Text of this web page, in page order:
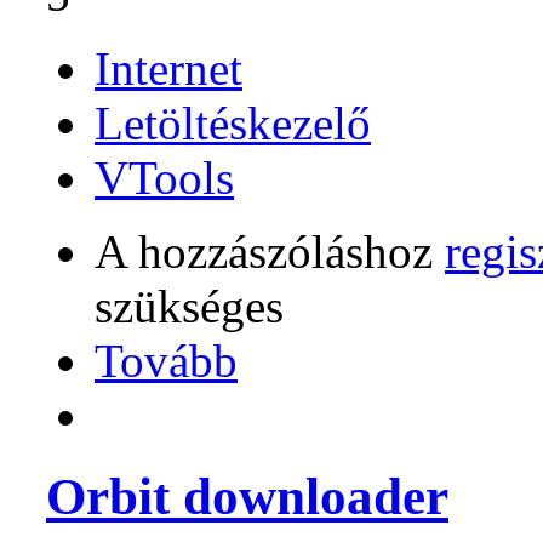
Internet
Letöltéskezelő
VTools
A hozzászóláshoz
szükséges
Tovább
Orbit downloader